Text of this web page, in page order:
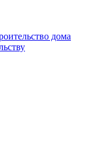
дома